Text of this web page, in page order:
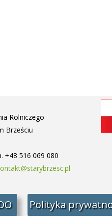
Polityka
Rolniczego
Brześciu
+48 516 069 080